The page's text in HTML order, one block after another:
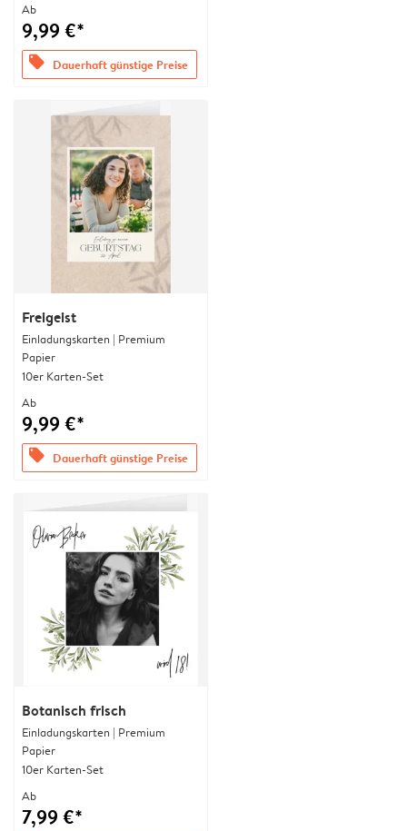
Ab
9,99 €*
offers Dauerhaft günstige Preise
Freigeist
Einladungskarten | Premium
Papier
10er Karten-Set
Ab
9,99 €*
offers Dauerhaft günstige Preise
Botanisch frisch
Einladungskarten | Premium
Papier
10er Karten-Set
Ab
7,99 €*